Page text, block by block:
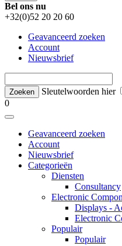
Bel ons nu
+32(0)52 20 20 60
Geavanceerd zoeken
Account
Nieuwsbrief
Sleutelwoorden hier
0
Geavanceerd zoeken
Account
Nieuwsbrief
Categorieën
Diensten
Consultancy
Electronic
Displays -
Electronic
Populair
Populair